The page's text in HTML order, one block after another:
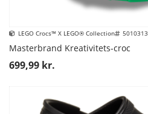
LEGO Crocs™ X LEGO® Collection 5010313
Masterbrand Kreativitets-croc
699,99 kr.